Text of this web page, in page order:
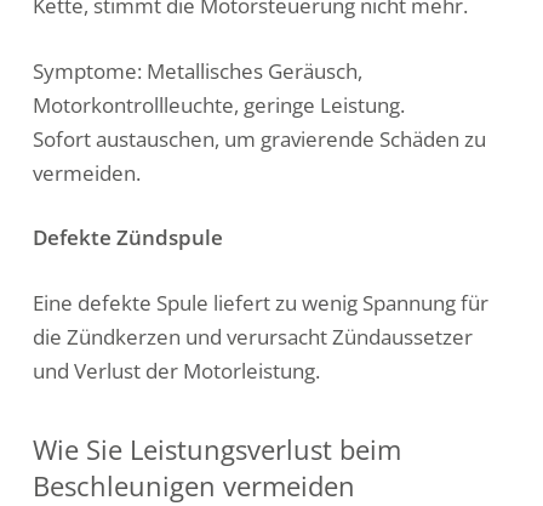
Kette, stimmt die Motorsteuerung nicht mehr.
Symptome: Metallisches Geräusch,
Motorkontrollleuchte, geringe Leistung.
Sofort austauschen, um gravierende Schäden zu
vermeiden.
Defekte Zündspule
Eine defekte Spule liefert zu wenig Spannung für
die Zündkerzen und verursacht Zündaussetzer
und Verlust der Motorleistung.
Wie Sie Leistungsverlust beim
Beschleunigen vermeiden